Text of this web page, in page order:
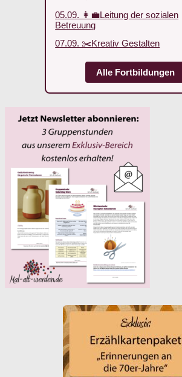
05.09. 👩‍💼Leitung der sozialen
Betreuung
07.09. ✂️Kreativ Gestalten
Alle Fortbildungen